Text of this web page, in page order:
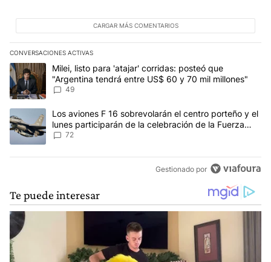
CARGAR MÁS COMENTARIOS
CONVERSACIONES ACTIVAS
Este listado muestra los artículos con más comentarios en los
Un artículo de tendencia con el título "Milei, listo para 'atajar'
Milei, listo para 'atajar' corridas: posteó que
"Argentina tendrá entre US$ 60 y 70 mil millones"
49
Un artículo de tendencia con el título "Los aviones F 16
Los aviones F 16 sobrevolarán el centro porteño y el
lunes participarán de la celebración de la Fuerza
Aérea
72
Gestionado por